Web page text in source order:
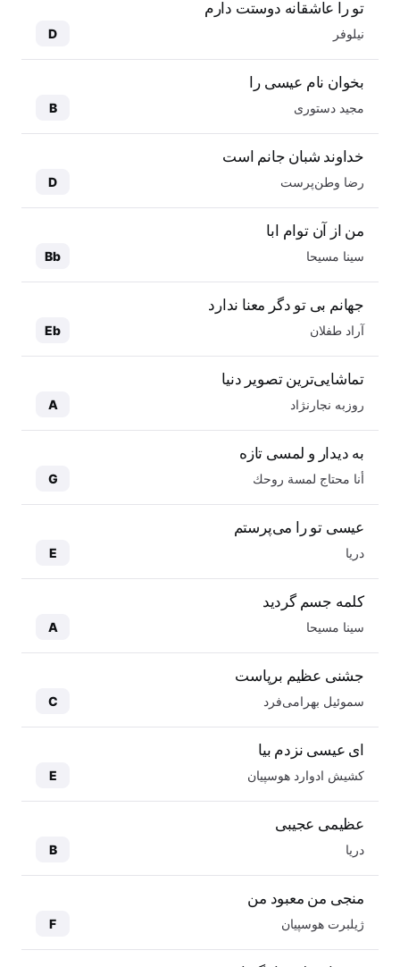
تو را عاشقانه دوستت دارم
نیلوفر D
بخوان نام عیسی را
مجید دستوری B
خداوند شبان جانم است
رضا وطن‌پرست D
من از آن توام ابا
سینا مسیحا Bb
جهانم بی تو دگر معنا ندارد
آراد طفلان Eb
تماشایی‌ترین تصویر دنیا
روزبه نجارنژاد A
به دیدار و لمسی تازه
أنا محتاج لمسة روحك G
عیسی تو را می‌پرستم
دریا E
کلمه جسم گردید
سینا مسیحا A
جشنی عظیم برپاست
سموئیل بهرامی‌فرد C
ای عیسی نزدم بیا
کشیش ادوارد هوسپیان E
عظیمی عجیبی
دریا B
منجی من معبود من
ژیلبرت هوسپیان F